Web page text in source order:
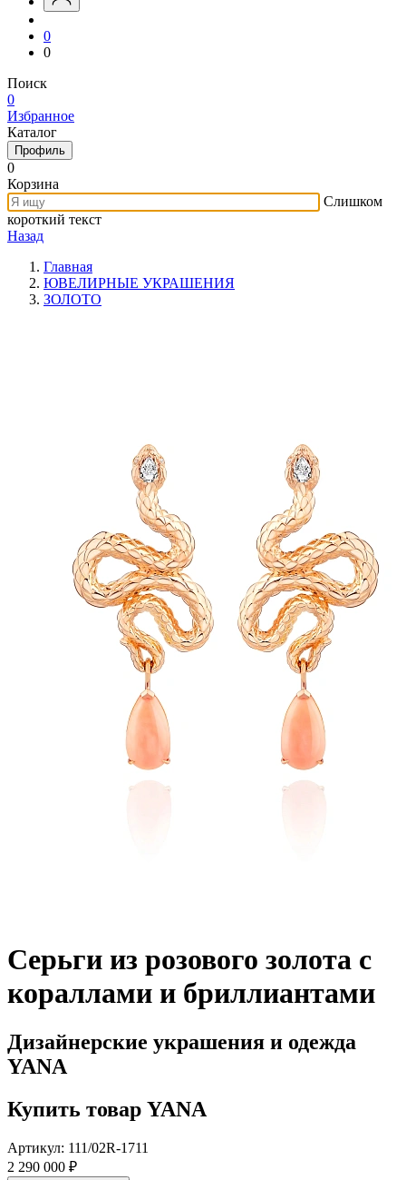
0
0
Поиск
0
Избранное
Каталог
Профиль
0
Корзина
Слишком
короткий текст
Назад
Главная
ЮВЕЛИРНЫЕ УКРАШЕНИЯ
ЗОЛОТО
Серьги из розового золота с
кораллами и бриллиантами
Дизайнерские украшения и одежда
YANA
Купить товар YANA
Артикул: 111/02R-1711
2 290 000 ₽